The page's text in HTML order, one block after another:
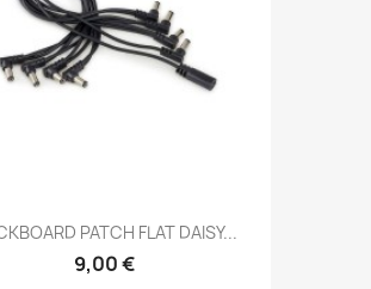
PATCH FLAT DAISY...
9,00 €